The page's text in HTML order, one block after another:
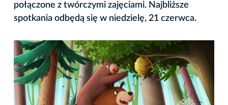
połączone z twórczymi zajęciami. Najbliższe
spotkania odbędą się w niedzielę, 21 czerwca.